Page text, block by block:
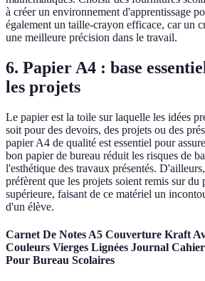
à créer un environnement d'apprentissage
également un taille-crayon efficace, car un
une meilleure précision dans le travail.
6. Papier A4 : base
les projets
Le papier est la toile sur laquelle les idées
soit pour des devoirs, des projets ou des
papier A4 de qualité est essentiel pour
bon papier de bureau réduit les risques de
l'esthétique des travaux présentés.
préfèrent que les projets soient remis sur du
supérieure, faisant de ce matériel un
d'un élève.
Carnet De Notes A5 Couverture Kraft
Couleurs Vierges Lignées Journal Cahier
Pour Bureau Scolaires